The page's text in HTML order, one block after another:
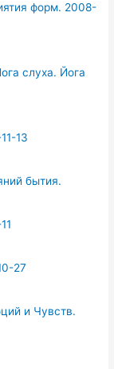
форм. 2008-
слуха. Йога
13
бытия.
27
и Чувств.